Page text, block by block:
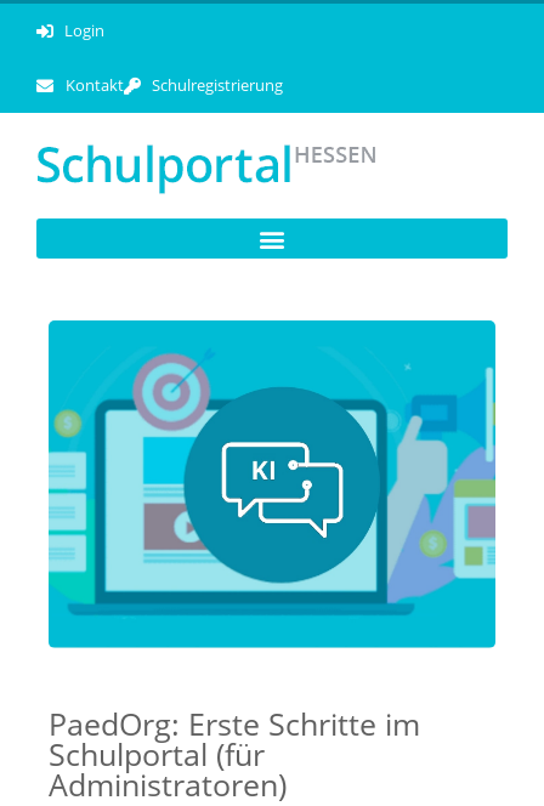
Login
Kontakt Schulregistrierung
PaedOrg: Erste Schritte im
Schulportal (für
Administratoren)